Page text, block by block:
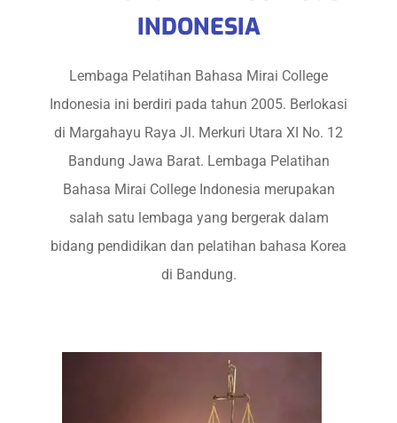
INDONESIA
Lembaga Pelatihan Bahasa Mirai College
Indonesia ini berdiri pada tahun 2005. Berlokasi
di Margahayu Raya Jl. Merkuri Utara XI No. 12
Bandung Jawa Barat. Lembaga Pelatihan
Bahasa Mirai College Indonesia merupakan
salah satu lembaga yang bergerak dalam
bidang pendidikan dan pelatihan bahasa Korea
di Bandung.